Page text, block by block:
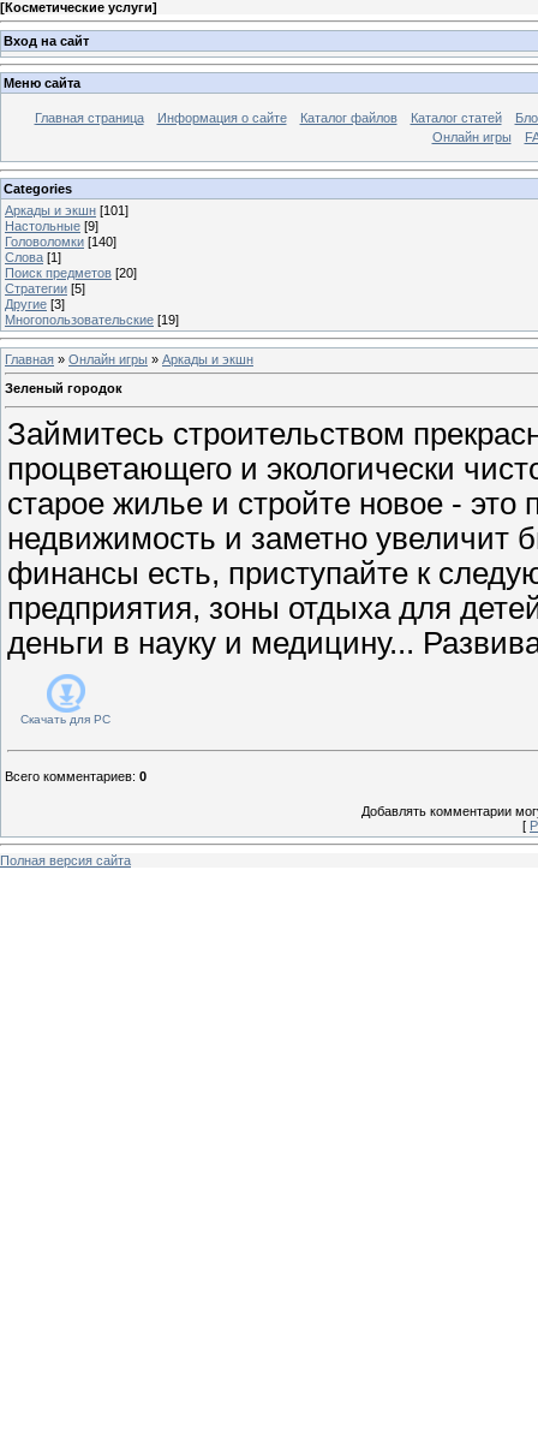
[Косметические услуги]
Вход на сайт
Меню сайта
Главная страница Информация о сайте Каталог файлов Каталог статей
Онлайн игры
Categories
Аркады и экшн [101]
Настольные [9]
Головоломки [140]
Слова [1]
Поиск предметов [20]
Стратегии [5]
Другие [3]
Многопользовательские [19]
Главная » Онлайн игры » Аркады и экшн
Зеленый городок
Займитесь строительством
процветающего и экологически
старое жилье и стройте новое - это
недвижимость и заметно увеличит
финансы есть, приступайте к
предприятия, зоны отдыха для
деньги в науку и медицину...
Скачать для PC
Всего комментариев: 0
Добавлять комментарии
[
Полная версия сайта